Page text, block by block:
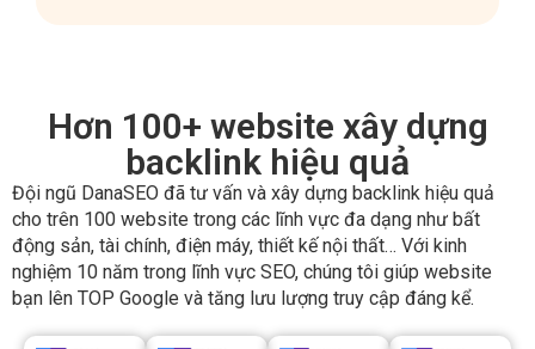
Đội ngũ DanaSEO đã tư vấn và xây dựng backlink hiệu quả
cho trên 100 website trong các lĩnh vực đa dạng như bất
động sản, tài chính, điện máy, thiết kế nội thất… Với kinh
nghiệm 10 năm trong lĩnh vực SEO, chúng tôi giúp website
bạn lên TOP Google và tăng lưu lượng truy cập đáng kể.